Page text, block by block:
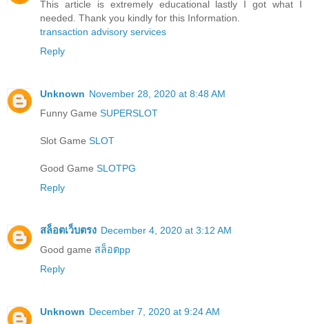
This article is extremely educational lastly I got what I
needed. Thank you kindly for this Information.
transaction advisory services
Reply
Unknown November 28, 2020 at 8:48 AM
Funny Game SUPERSLOT
Slot Game SLOT
Good Game SLOTPG
Reply
สล็อตเว็บตรง December 4, 2020 at 3:12 AM
Good game สล็อตpp
Reply
Unknown December 7, 2020 at 9:24 AM